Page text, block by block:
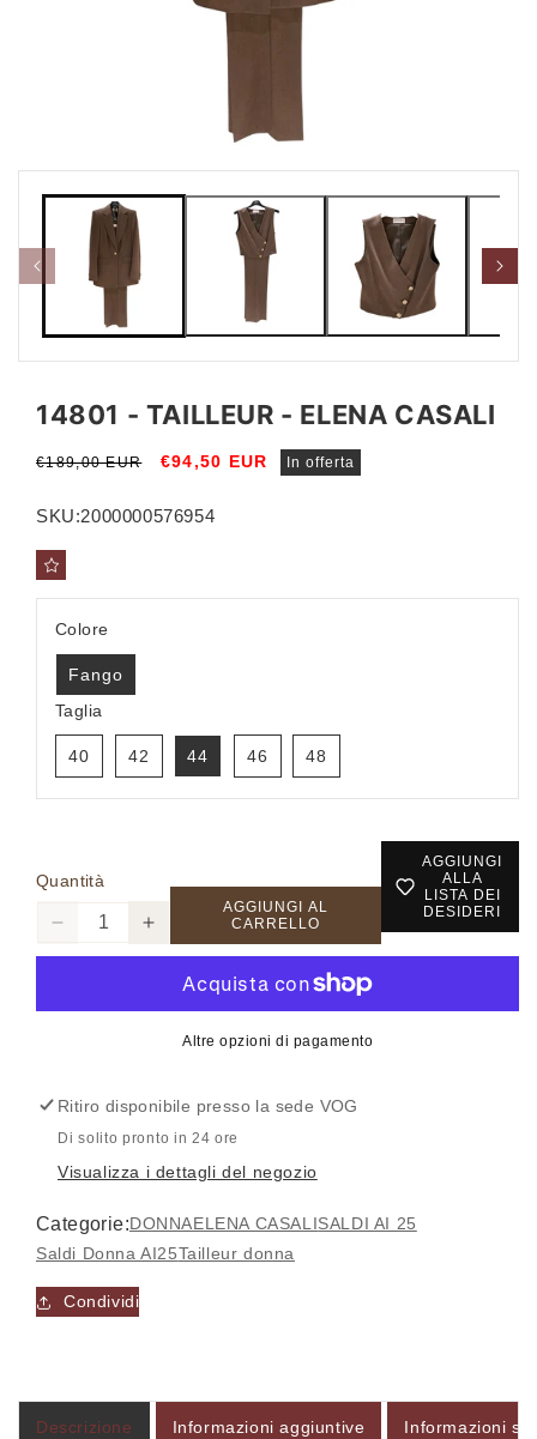
Apri
contenuti
multimediali
in
finestra
modale
Apri
in
14801 - TAILLEUR - ELENA CASALI
Prezzo
listino
€189,00 EUR
Prezzo
€94,50 EUR In offerta
SKU:2000000576954
Colore
Fango
Taglia
40 42 44 46 48
Quantità
Diminuisci
quantità
14801
ELENA
CASALI
Aumenta
quantità
14801
ELENA
CASALI
AGGIUNGI AL
CARRELLO
AGGIUNGI
ALLA
LISTA DEI
DESIDERI
Altre opzioni di pagamento
Ritiro disponibile presso la sede VOG
Di solito pronto in 24 ore
Visualizza i dettagli del negozio
Categorie:DONNAELENA CASALISALDI AI 25
Saldi Donna AI25Tailleur donna
Condividi
Descrizione Informazioni aggiuntive Informazioni
Accesso richiesto